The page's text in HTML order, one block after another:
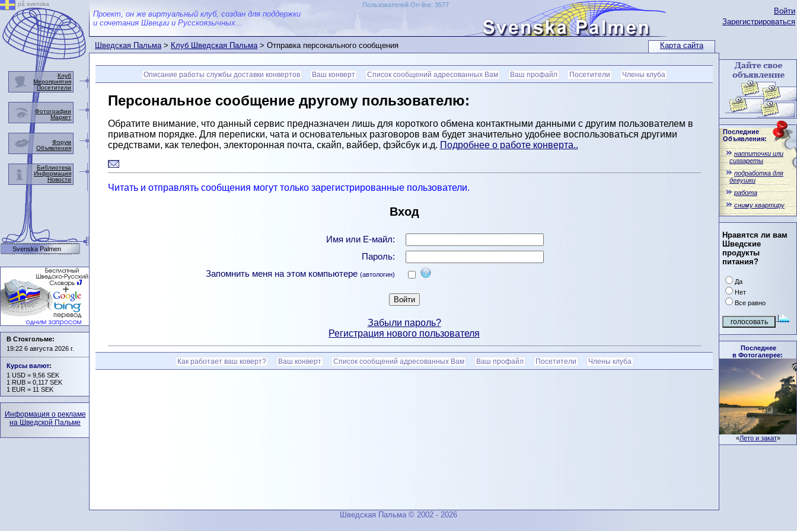
Карта сайта
Войти
Зарегистрироваться
Последние
Объявления:
наппиточки или
сиггареты
подработка для
девушки
работа
сниму квартиру
Нравятся ли вам
Шведские
продукты
питания?
Да
Нет
Все равно
Последнее
в Фотогалерее:
«Лето и закат»
Проект, он же виртуальный клуб, создан для поддержки
и сочетания Швеции и Русскоязычных...
Пользователей On-line: 3577
Шведская Пальма>Клуб Шведская Пальма> Отправка персонального сообщения
Описание работы службы доставки конвертов Ваш конверт Список сообщений адресованных Вам Ваш профайл Посетители Члены клуба
Персональное сообщение другому пользователю:
Обратите внимание, что данный сервис предназначен лишь для короткого обмена контактными данными с другим пользователем в
приватном порядке. Для переписки, чата и основательных разговоров вам будет значительно удобнее воспользоваться другими
средствами, как телефон, электоронная почта, скайп, вайбер, фэйсбук и.д. Подробнее о работе конверта..
Читать и отправлять сообщения могут только зарегистрированные пользователи.
Вход
Имя или Е-майл:
Пароль:
Запомнить меня на этом компьютере (автологин)
Забыли пароль?
Регистрация нового пользователя
Как работает ваш коверт? Ваш конверт Список сообщений адресованных Вам Ваш профайл Посетители Члены клуба
på svenska
Клуб
Мероприятия
Посетители
Фотографии
Маркет
Форум
Объявления
Библиотека
Информация
Новости
Svenska Palmen
В Стокгольме:
19:22 6 августа 2026 г.
Курсы валют:
1 USD = 9,56 SEK
1 RUB = 0,117 SEK
1 EUR = 11 SEK
Информация о рекламе
на Шведской Пальме
Шведская Пальма © 2002 - 2026